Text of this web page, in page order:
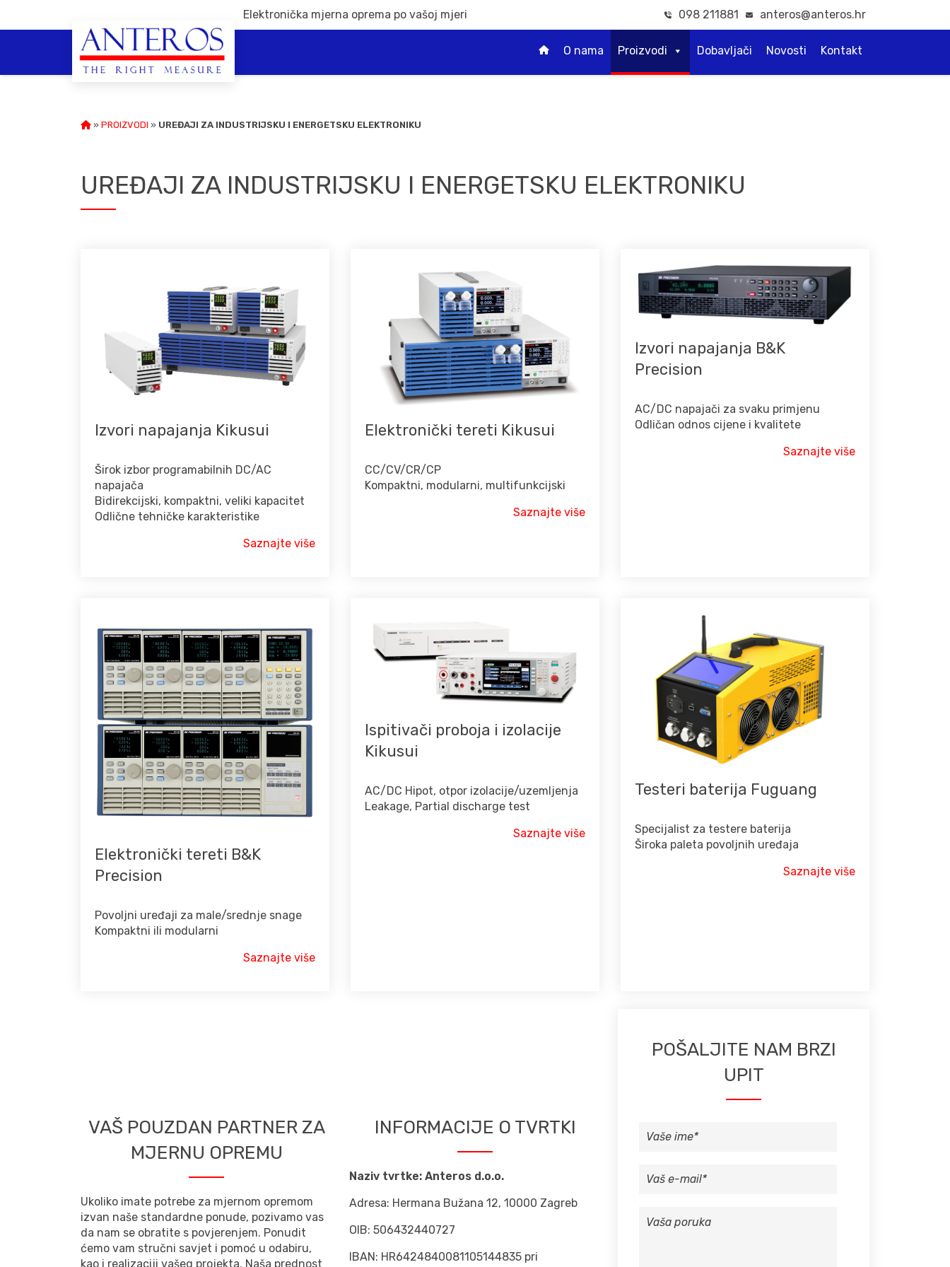
Elektronička mjerna oprema po vašoj mjeri 098 211881 anteros@anteros.hr
O nama Proizvodi Dobavljači Novosti Kontakt
» PROIZVODI » UREĐAJI ZA INDUSTRIJSKU I ENERGETSKU ELEKTRONIKU
UREĐAJI ZA INDUSTRIJSKU I ENERGETSKU ELEKTRONIKU
Izvori napajanja Kikusui
Širok izbor programabilnih DC/AC
napajača
Bidirekcijski, kompaktni, veliki kapacitet
Odlične tehničke karakteristike
Saznajte više
Elektronički tereti Kikusui
CC/CV/CR/CP
Kompaktni, modularni, multifunkcijski
Saznajte više
Izvori napajanja B&K
Precision
AC/DC napajači za svaku primjenu
Odličan odnos cijene i kvalitete
Saznajte više
Elektronički tereti B&K
Precision
Povoljni uređaji za male/srednje snage
Kompaktni ili modularni
Saznajte više
Ispitivači proboja i izolacije
Kikusui
AC/DC Hipot, otpor izolacije/uzemljenja
Leakage, Partial discharge test
Saznajte više
Testeri baterija Fuguang
Specijalist za testere baterija
Široka paleta povoljnih uređaja
Saznajte više
VAŠ POUZDAN PARTNER ZA
MJERNU OPREMU
Ukoliko imate potrebe za mjernom opremom
izvan naše standardne ponude, pozivamo vas
da nam se obratite s povjerenjem. Ponudit
ćemo vam stručni savjet i pomoć u odabiru,
kao i realizaciji vašeg projekta. Naša prednost
INFORMACIJE O TVRTKI
Naziv tvrtke: Anteros d.o.o.
Adresa: Hermana Bužana 12, 10000 Zagreb
OIB: 506432440727
IBAN: HR6424840081105144835 pri
POŠALJITE NAM BRZI
UPIT
IME
E-
PORUKA